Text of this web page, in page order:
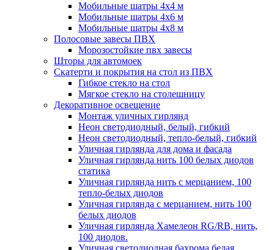
Мобильные шатры 4х4 м
Мобильные шатры 4х6 м
Мобильные шатры 4х8 м
Полосовые завесы ПВХ
Морозостойкие пвх завесы
Шторы для автомоек
Скатерти и покрытия на стол из ПВХ
Гибкое стекло на стол
Мягкое стекло на столешницу
Декоративное освещение
Монтаж уличных гирлянд
Неон светодиодный, белый, гибкий
Неон светодиодный, тепло-белый, гибкий
Уличная гирлянда для дома и фасада
Уличная гирлянда нить 100 белых диодов
статика
Уличная гирлянда нить с мерцанием, 100
тепло-белых диодов
Уличная гирлянда с мерцанием, нить 100
белых диодов
Уличная гирлянда Хамелеон RG/RB, нить,
100 диодов.
Уличная светодиодная бахрома белая